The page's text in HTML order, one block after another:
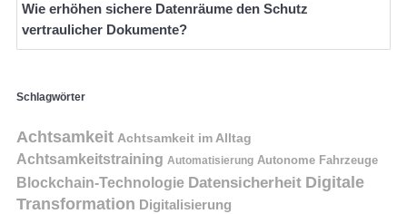
Wie erhöhen sichere Datenräume den Schutz
vertraulicher Dokumente?
Schlagwörter
Achtsamkeit Achtsamkeit im Alltag
Achtsamkeitstraining Automatisierung Autonome Fahrzeuge
Blockchain-Technologie Datensicherheit Digitale
Transformation Digitalisierung